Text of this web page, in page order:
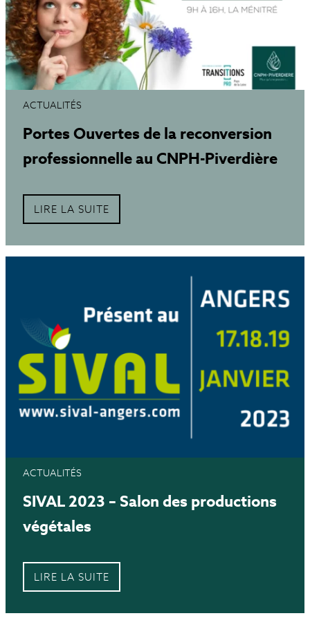
ACTUALITÉS
Portes Ouvertes de la reconversion
professionnelle au CNPH-Piverdière
LIRE LA SUITE
ACTUALITÉS
SIVAL 2023 – Salon des productions
végétales
LIRE LA SUITE